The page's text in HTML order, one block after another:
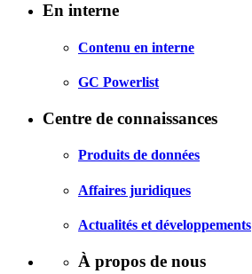
En interne
Contenu en interne
GC Powerlist
Centre de connaissances
Produits de données
Affaires juridiques
Actualités et développements
À propos de nous